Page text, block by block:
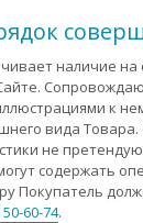
наличие на
к
вида
не
содержать
Покупатель
50-60-74.